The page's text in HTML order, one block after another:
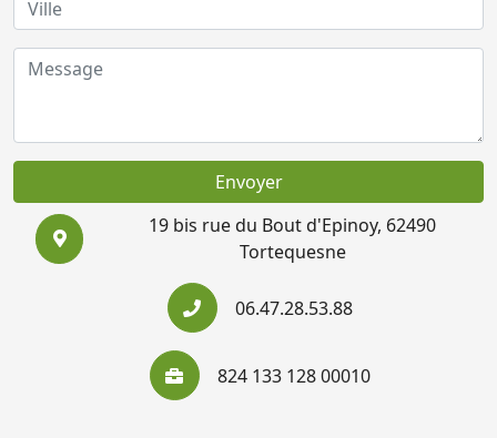
Envoyer
19 bis rue du Bout d'Epinoy, 62490
Tortequesne
06.47.28.53.88
824 133 128 00010